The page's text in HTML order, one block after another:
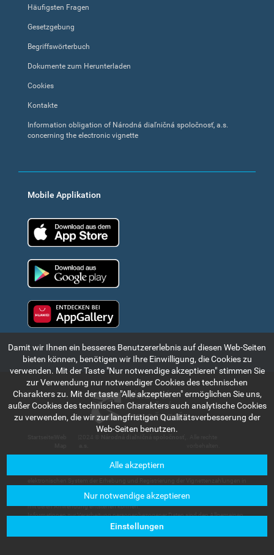
Häufigsten Fragen
Gesetzgebung
Begriffswörterbuch
Dokumente zum Herunterladen
Cookies
Kontakte
Information obligation of Národná diaľničná spoločnosť, a.s.
concerning the electronic vignette
Mobile Applikation
Die in diesem Teil des Internetportals angeführte Informationen und Angaben
haben rein indikativen Charakter und dienen zum kurzen Bekanntmachen mit dem
trägt keine Haftung für Schäden, die den Nutzern oder Dritten im Zusammenhang
mit deren Anwendung entstehen können.
Informationen zur Verarbeitung personenbezogener Daten sind den Allgemeinen
Geschäftsbedingungen zu entnehmen, die in der Sektion
verfügbar sind.
Damit wir Ihnen ein besseres Benutzererlebnis auf diesen Web-Seiten
bieten können, benötigen wir Ihre Einwilligung, die Cookies zu
verwenden. Mit der Taste "Nur notwendige akzeptieren" stimmen Sie
zur Verwendung nur notwendiger Cookies des technischen
Charakters zu. Mit der taste "Alle akzeptieren" ermöglichen Sie uns,
außer Cookies des technischen Charakters auch analytische Cookies
zu verwenden, die wir zur langfristigen Qualitätsverbesserung der
Web-Seiten benutzen.
Alle akzeptiern
Nur notwendige akzeptieren
Einstellungen